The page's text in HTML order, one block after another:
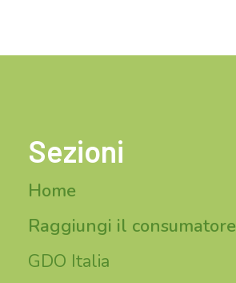
Sezioni
Home
Raggiungi il consumatore
GDO Italia